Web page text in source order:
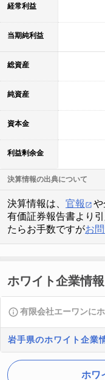
経常利益
当期純利益
総資産
純資産
資本金
利益剰余金
決算情報の出典について
決算情報は、 官報
や
有価証券報告書より
たらお手数ですがお
ホワイト企業情報
有限会社エーワンに
岩手県のホワイト企業
ホワ